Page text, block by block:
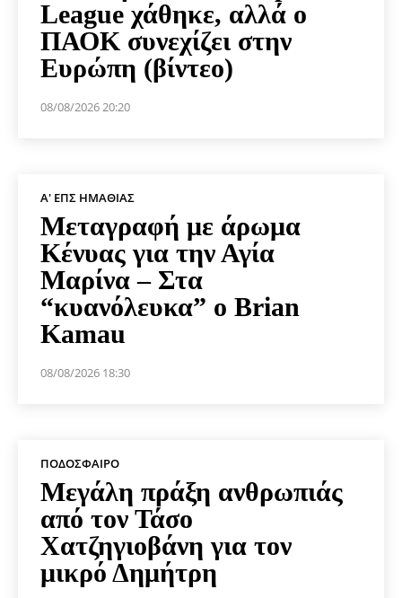
League χάθηκε, αλλά ο
ΠΑΟΚ συνεχίζει στην
Ευρώπη (βίντεο)
08/08/2026 20:20
Α' ΕΠΣ ΗΜΑΘΊΑΣ
Μεταγραφή με άρωμα
Κένυας για την Αγία
Μαρίνα – Στα
“κυανόλευκα” ο Brian
Kamau
08/08/2026 18:30
ΠΟΔΌΣΦΑΙΡΟ
Μεγάλη πράξη ανθρωπιάς
από τον Τάσο
Χατζηγιοβάνη για τον
μικρό Δημήτρη